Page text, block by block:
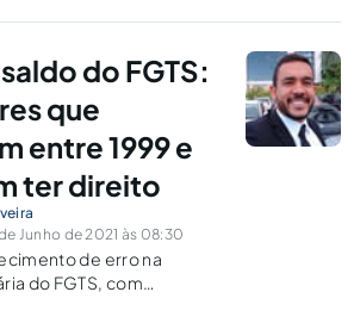
do FGTS:
que
entre 1999 e
ter direito
Junho de 2021 às 08:30
de erro na
do FGTS, com